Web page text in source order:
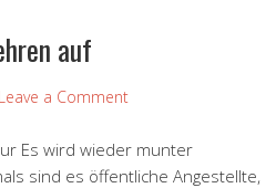
auf
Leave a Comment
Es wird wieder munter
sind es öffentliche Angestellte,